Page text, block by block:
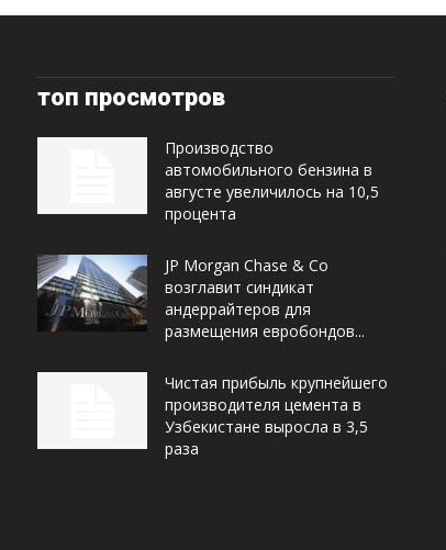
топ просмотров
Производство
автомобильного бензина в
августе увеличилось на 10,5
процента
JP Morgan Chase & Co
возглавит синдикат
андеррайтеров для
размещения евробондов...
Чистая прибыль крупнейшего
производителя цемента в
Узбекистане выросла в 3,5
раза